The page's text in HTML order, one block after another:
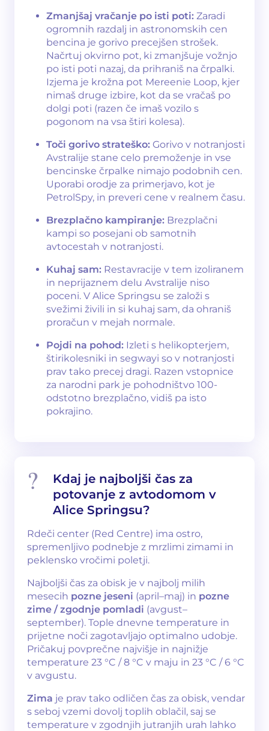
Zmanjšaj vračanje po isti poti: Zaradi
ogromnih razdalj in astronomskih cen
bencina je gorivo precejšen strošek.
Načrtuj okvirno pot, ki zmanjšuje vožnjo
po isti poti nazaj, da prihraniš na črpalki.
Izjema je krožna pot Mereenie Loop, kjer
nimaš druge izbire, kot da se vračaš po
dolgi poti (razen če imaš vozilo s
pogonom na vsa štiri kolesa).
Toči gorivo strateško: Gorivo v notranjosti
Avstralije stane celo premoženje in vse
bencinske črpalke nimajo podobnih cen.
Uporabi orodje za primerjavo, kot je
PetrolSpy, in preveri cene v realnem času.
Brezplačno kampiranje: Brezplačni
kampi so posejani ob samotnih
avtocestah v notranjosti.
Kuhaj sam: Restavracije v tem izoliranem
in neprijaznem delu Avstralije niso
poceni. V Alice Springsu se založi s
svežimi živili in si kuhaj sam, da ohraniš
proračun v mejah normale.
Pojdi na pohod: Izleti s helikopterjem,
štirikolesniki in segwayi so v notranjosti
prav tako precej dragi. Razen vstopnice
za narodni park je pohodništvo 100-
odstotno brezplačno, vidiš pa isto
pokrajino.
Kdaj je najboljši čas za
potovanje z avtodomom v
Alice Springsu?
Rdeči center (Red Centre) ima ostro,
spremenljivo podnebje z mrzlimi zimami in
peklensko vročimi poletji.
Najboljši čas za obisk je v najbolj milih
mesecih pozne jeseni (april–maj) in pozne
zime / zgodnje pomladi (avgust–
september). Tople dnevne temperature in
prijetne noči zagotavljajo optimalno udobje.
Pričakuj povprečne najvišje in najnižje
temperature 23 °C / 8 °C v maju in 23 °C / 6 °C
v avgustu.
Zima je prav tako odličen čas za obisk, vendar
s seboj vzemi dovolj toplih oblačil, saj se
temperature v zgodnjih jutranjih urah lahko